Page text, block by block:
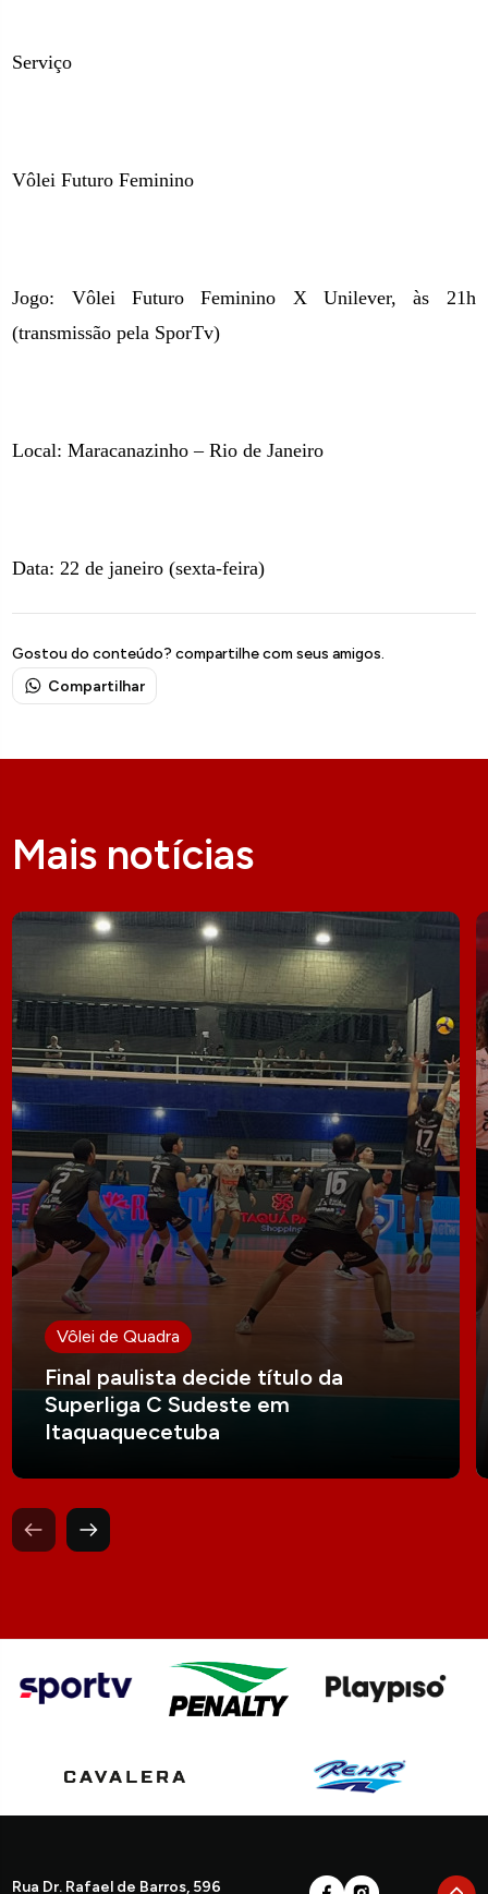
Serviço
Vôlei Futuro Feminino
Jogo: Vôlei Futuro Feminino X Unilever, às 21h
(transmissão pela SporTv)
Local: Maracanazinho – Rio de Janeiro
Data: 22 de janeiro (sexta-feira)
Gostou do conteúdo? compartilhe com seus amigos.
Compartilhar
Mais notícias
Vôlei de Quadra
Final paulista decide título da
Superliga C Sudeste em
Itaquaquecetuba
Rua Dr. Rafael de Barros, 596